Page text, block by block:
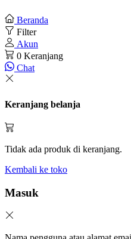
Beranda
Filter
Akun
0 Keranjang
Chat
Keranjang belanja
Tidak ada produk di keranjang.
Kembali ke toko
Masuk